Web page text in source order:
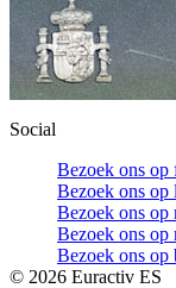
Social
Bezoek ons op
Bezoek ons op
Bezoek ons op
Bezoek ons op
Bezoek ons op
© 2026 Euractiv ES